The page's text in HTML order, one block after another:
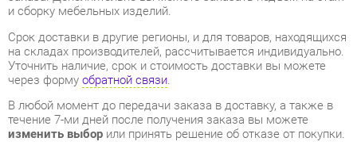
В любой момент до передачи заказа в доставку, а также в
течение 7-ми дней после получения заказа вы можете
изменить выборили принять решение об отказе от покупки.
Несмотря на качественную упаковку, готовые комплекты
могут быть повреждены при транспортировке. Если Вы
заметили дефект при приёме - мы заменим поврежденную
деталь.Повторная доставкатовара -бесплатна.
На всю мебель категории Готовые комплекты